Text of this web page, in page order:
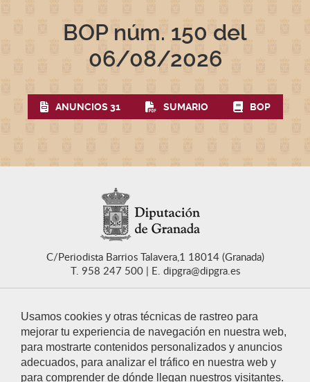
Usamos cookies y otras técnicas de rastreo para
mejorar tu experiencia de navegación en nuestra web,
para mostrarte contenidos personalizados y anuncios
adecuados, para analizar el tráfico en nuestra web y
para comprender de dónde llegan nuestros visitantes.
BOP núm. 150 del
06/08/2026
ANUNCIOS 31 SUMARIO BOP
C/Periodista Barrios Talavera,1 18014 (Granada)
T. 958 247 500
E. dipgra@dipgra.es
CONTACTO